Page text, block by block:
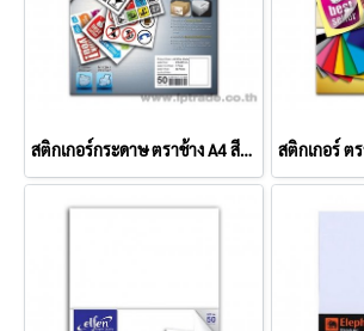
สติกเกอร์กระดาษ ตราช้าง A4 สีขาวด้าน (แพ็ค 50 แผ่น)